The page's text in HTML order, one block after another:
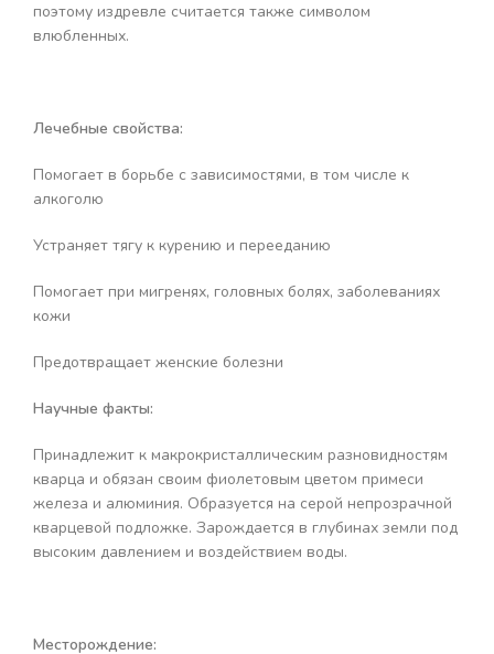
поэтому издревле считается также символом
влюбленных.
Лечебные свойства:
Помогает в борьбе с зависимостями, в том числе к
алкоголю
Устраняет тягу к курению и перееданию
Помогает при мигренях, головных болях, заболеваниях
кожи
Предотвращает женские болезни
Научные факты:
Принадлежит к макрокристаллическим разновидностям
кварца и обязан своим фиолетовым цветом примеси
железа и алюминия. Образуется на серой непрозрачной
кварцевой подложке. Зарождается в глубинах земли под
высоким давлением и воздействием воды.
Месторождение: